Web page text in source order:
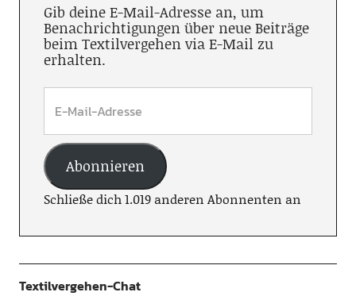
Gib deine E-Mail-Adresse an, um
Benachrichtigungen über neue Beiträge
beim Textilvergehen via E-Mail zu
erhalten.
Abonnieren
Schließe dich 1.019 anderen Abonnenten an
Textilvergehen-Chat